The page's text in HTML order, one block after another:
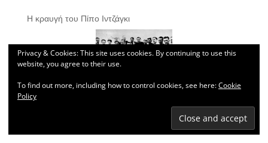
Η κραυγή του Πίπο Ιντζάγκι
Η ομάδα που αψήφησε το θάνατο για να μην χάσει από
Privacy & Cookies: This site uses cookies. By continuing to use this
website, you agree to their use.
To find out more, including how to control cookies, see here:Cookie
Policy